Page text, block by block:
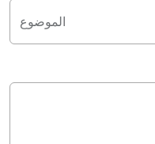
الموضوع